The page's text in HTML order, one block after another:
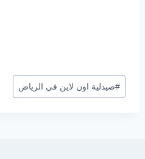
وسوم
المقال:
#صيدلية اون لاين في الرياض